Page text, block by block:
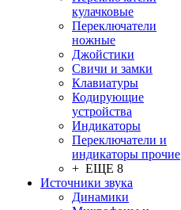
кулачковые
Переключатели
ножные
Джойстики
Свичи и замки
Клавиатуры
Кодирующие
устройства
Индикаторы
Переключатели и
индикаторы прочие
+ ЕЩЕ 8
Источники звука
Динамики